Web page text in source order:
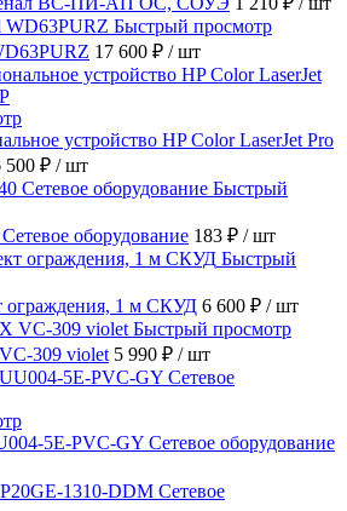
Быстрый просмотр
17 600 ₽ / шт
устройство HP Color LaserJet Pro
500 ₽ / шт
Быстрый
оборудование 183 ₽ / шт
Быстрый
ограждения, 1 м СКУД 6 600 ₽ / шт
Быстрый просмотр
309 violet 5 990 ₽ / шт
5E-PVC-GY Сетевое оборудование